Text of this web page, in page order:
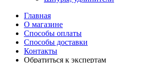
Главная
О магазине
Способы оплаты
Способы доставки
Контакты
Обратиться к экспертам